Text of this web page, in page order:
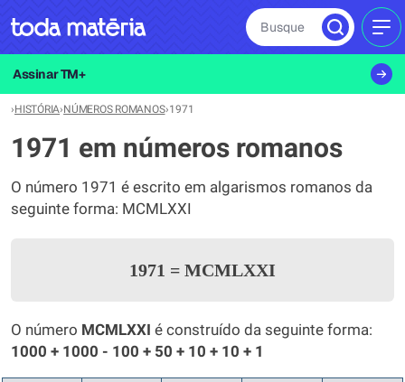
Busque
Assinar TM+
›HISTÓRIA›NÚMEROS ROMANOS›1971
1971 em números romanos
O número 1971 é escrito em algarismos romanos da
seguinte forma: MCMLXXI
1971 = MCMLXXI
O número MCMLXXI é construído da seguinte forma:
1000 + 1000 - 100 + 50 + 10 + 10 + 1